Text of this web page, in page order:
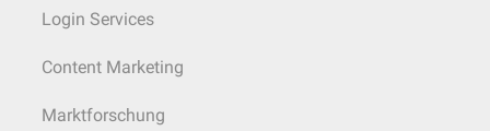
Login Services
Content Marketing
Marktforschung